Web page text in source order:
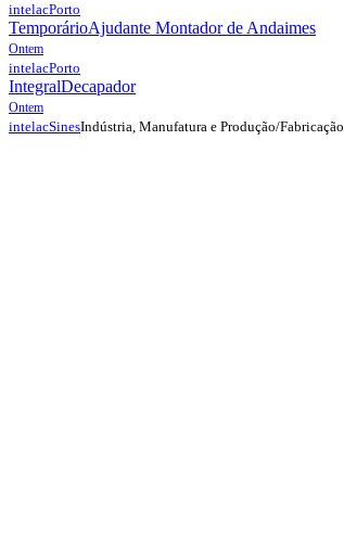
intelacPorto
TemporárioAjudante Montador de Andaimes
Ontem
intelacPorto
IntegralDecapador
Ontem
intelacSinesIndústria, Manufatura e Produção/Fabricação